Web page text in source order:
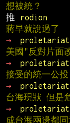
想被統？
推
rodion
蔣早就說過了
→
proletariat
美國"反對片面
→
proletariat
接受的統一公投
→
proletariat
台海現狀 但是
→
proletariat
成台海兩邊都